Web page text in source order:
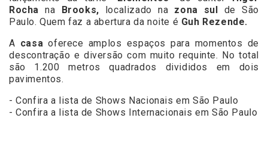
Rochana Brooks, localizado na zona sul
de São
Paulo. Quem faz a abertura da noite é Guh Rezende.
A casa oferece amplos espaços para momentos de
descontração e diversão com muito requinte. No total
são 1.200 metros quadrados divididos em dois
pavimentos.
- Confira a lista de Shows Nacionais em São Paulo
- Confira a lista de Shows Internacionais em São Paulo